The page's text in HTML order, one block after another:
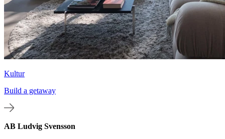
Kultur
Build a getaway
AB Ludvig Svensson